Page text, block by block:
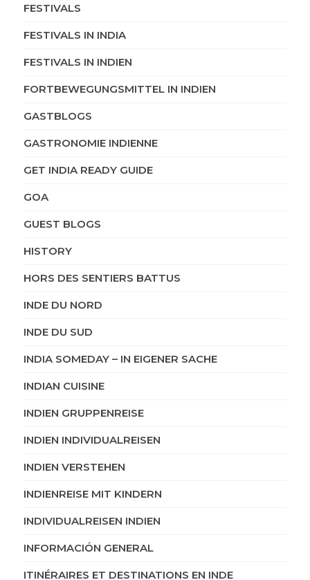
FESTIVALS
FESTIVALS IN INDIA
FESTIVALS IN INDIEN
FORTBEWEGUNGSMITTEL IN INDIEN
GASTBLOGS
GASTRONOMIE INDIENNE
GET INDIA READY GUIDE
GOA
GUEST BLOGS
HISTORY
HORS DES SENTIERS BATTUS
INDE DU NORD
INDE DU SUD
INDIA SOMEDAY – IN EIGENER SACHE
INDIAN CUISINE
INDIEN GRUPPENREISE
INDIEN INDIVIDUALREISEN
INDIEN VERSTEHEN
INDIENREISE MIT KINDERN
INDIVIDUALREISEN INDIEN
INFORMACIÓN GENERAL
ITINÉRAIRES ET DESTINATIONS EN INDE